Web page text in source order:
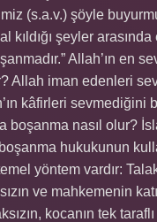
(s.a.v.) şöyle
kıldığı şeyler
Allah’ın en
Allah iman edenleri
kâfirleri sevmediğini
boşanma nasıl olur?
hukukunun
yöntem vardır: Talak
ve mahkemenin
kocanın tek